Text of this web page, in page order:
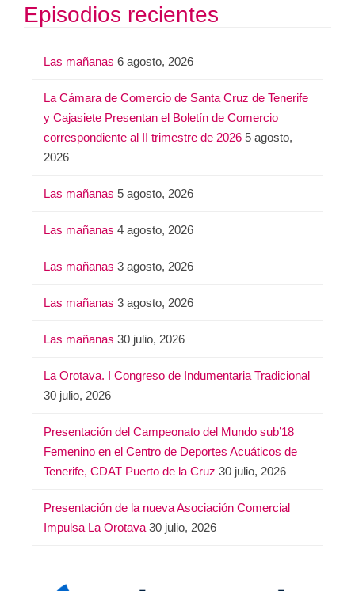
Episodios recientes
Las mañanas 6 agosto, 2026
La Cámara de Comercio de Santa Cruz de Tenerife
y Cajasiete Presentan el Boletín de Comercio
correspondiente al II trimestre de 2026 5 agosto,
2026
Las mañanas 5 agosto, 2026
Las mañanas 4 agosto, 2026
Las mañanas 3 agosto, 2026
Las mañanas 3 agosto, 2026
Las mañanas 30 julio, 2026
La Orotava. I Congreso de Indumentaria Tradicional
30 julio, 2026
Presentación del Campeonato del Mundo sub’18
Femenino en el Centro de Deportes Acuáticos de
Tenerife, CDAT Puerto de la Cruz 30 julio, 2026
Presentación de la nueva Asociación Comercial
Impulsa La Orotava 30 julio, 2026